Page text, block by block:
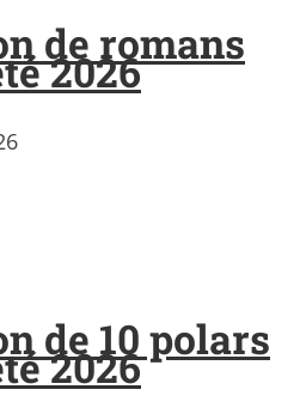
de romans
2026
de 10 polars
2026